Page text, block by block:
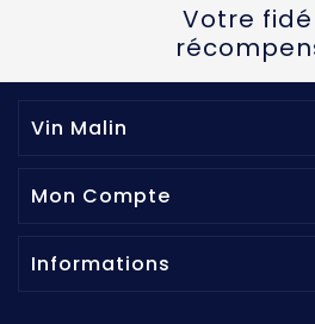
Votre
Vin Malin
Mon Compte
Informations